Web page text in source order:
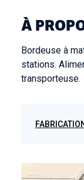
À
Bordeuse à
stations.
transporteuse.